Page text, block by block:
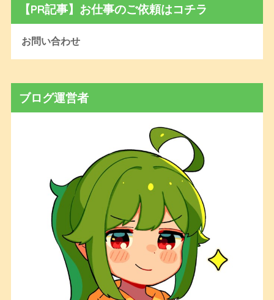
【PR記事】お仕事のご依頼はコチラ
お問い合わせ
ブログ運営者